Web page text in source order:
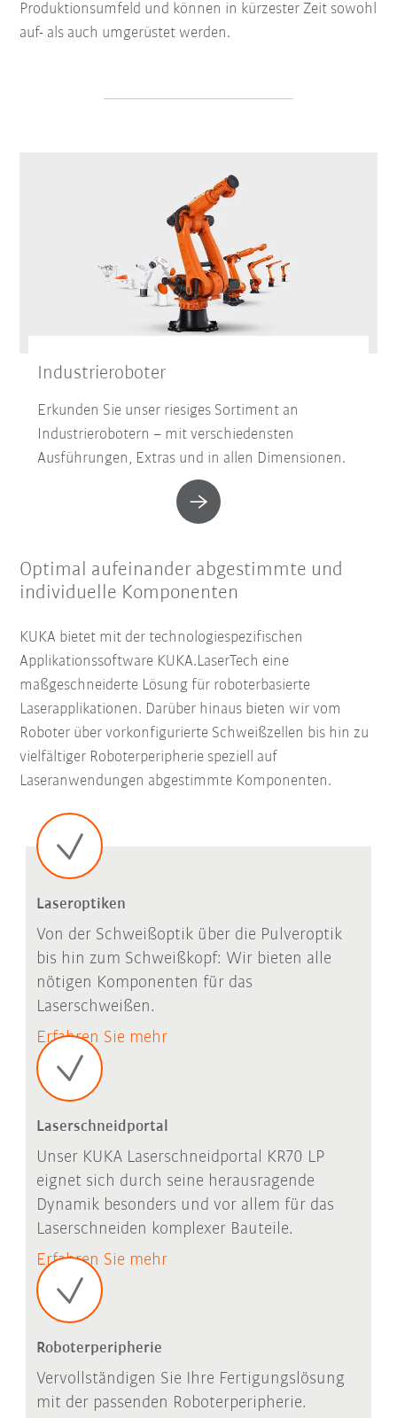
Produktionsumfeld und können in kürzester Zeit sowohl
auf- als auch umgerüstet werden.
Industrieroboter
Erkunden Sie unser riesiges Sortiment an
Industrierobotern – mit verschiedensten
Ausführungen, Extras und in allen Dimensionen.
Optimal aufeinander abgestimmte und
individuelle Komponenten
KUKA bietet mit der technologiespezifischen
Applikationssoftware KUKA.LaserTech eine
maßgeschneiderte Lösung für roboterbasierte
Laserapplikationen. Darüber hinaus bieten wir vom
Roboter über vorkonfigurierte Schweißzellen bis hin zu
vielfältiger Roboterperipherie speziell auf
Laseranwendungen abgestimmte Komponenten.
Laseroptiken
Von der Schweißoptik über die Pulveroptik
bis hin zum Schweißkopf: Wir bieten alle
nötigen Komponenten für das
Laserschweißen.
Erfahren Sie mehr
Laserschneidportal
Unser KUKA Laserschneidportal KR70 LP
eignet sich durch seine herausragende
Dynamik besonders und vor allem für das
Laserschneiden komplexer Bauteile.
Erfahren Sie mehr
Roboterperipherie
Vervollständigen Sie Ihre Fertigungslösung
mit der passenden Roboterperipherie.